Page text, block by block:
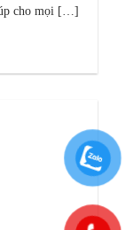
cho mọi […]